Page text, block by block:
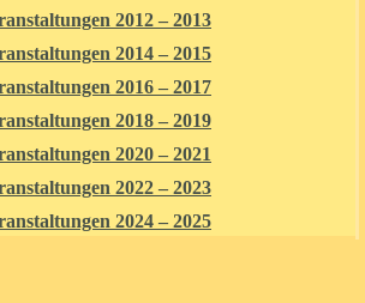
2012 – 2013
2014 – 2015
2016 – 2017
2018 – 2019
2020 – 2021
2022 – 2023
2024 – 2025